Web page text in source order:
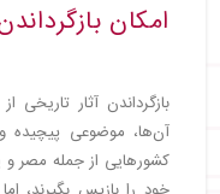
امکان
بازگرداندن آثار
آن‌ها، موضوعی پیچیده
کشورهایی از جمله مصر و